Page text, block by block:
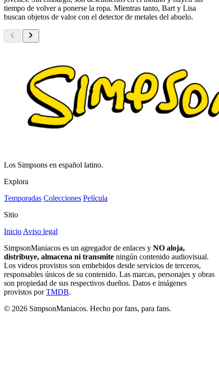
tiempo de volver a ponerse la ropa. Mientras tanto, Bart y Lisa
buscan objetos de valor con el detector de metales del abuelo.
Los Simpsons en español latino.
Explora
Temporadas Colecciones Película
Sitio
Inicio Aviso legal
SimpsonManiacos es un agregador de enlaces y NO aloja,
distribuye, almacena ni transmite ningún contenido audiovisual.
Los videos provistos son embebidos desde servicios de terceros,
responsables únicos de su contenido. Las marcas, personajes y obras
son propiedad de sus respectivos dueños. Datos e imágenes
provistos porTMDB.
© 2026 SimpsonManiacos. Hecho por fans, para fans.